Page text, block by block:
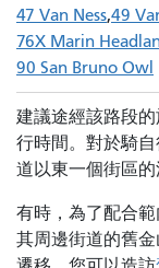
47 Van Ness 49
76X Marin
90 San Bruno Owl
建議途經該路段
行時間。對於騎
道以東一個街區的
有時，為了配合
其周邊街道的舊